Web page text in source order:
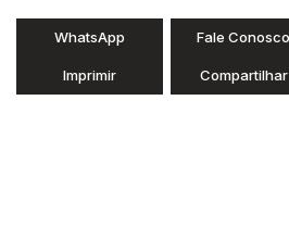
WhatsApp Fale Conosco
Imprimir Compartilhar